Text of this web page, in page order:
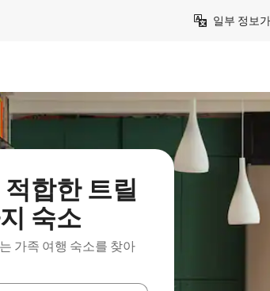
일부 정보
합한 트릴
숙소
가족 여행 숙소를 찾아